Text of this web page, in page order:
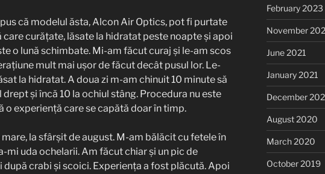
că modelul ăsta, Alcon Air Optics, pot fi purtate
care curățate, lăsate la hidratat peste noapte și apoi
o lună schimbate. Mi-am făcut curaj și le-am scos
mult mai ușor de făcut decât pusul lor. Le-
la hidratat. A doua zi m-am chinuit 10 minute să
drept și încă 10 la ochiul stâng. Procedura nu este
o experiență care se capătă doar în timp.
la sfârșit de august. M-am bălăcit cu fetele în
mi uda ochelarii. Am făcut chiar și un pic de
după crabi și scoici. Experiența a fost plăcută. Apoi
February 2023
November
June 2021
January 2021
December
August 2020
March 2020
October 2019